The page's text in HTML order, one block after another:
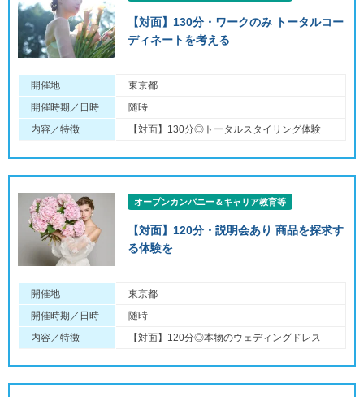
【対面】130分・ワークのみ トータルコー
ディネートを考える
開催地
東京都
開催時期／日時
随時
内容／特徴
【対面】130分◎トータルスタイリング体験
オープンカンパニー＆キャリア教育等
【対面】120分・説明会あり 商品を探求す
る体験を
開催地
東京都
開催時期／日時
随時
内容／特徴
【対面】120分◎本物のウェディングドレス